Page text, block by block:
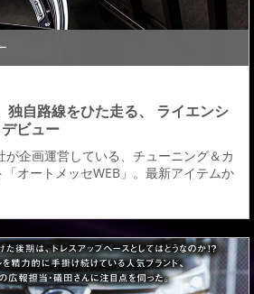
独自路線をひた走る、 ライエンシ
ビュー
企画運営している、チューニング＆カ
オートメッセWEB」。最新アイテムか
更新！オートメッセWEBにてアミスタ
が掲載されましたのでご紹介させていた
ト」がダブルピアスや波状模様を使った
はこちら←オートメッセWEB：アミス
ら≫